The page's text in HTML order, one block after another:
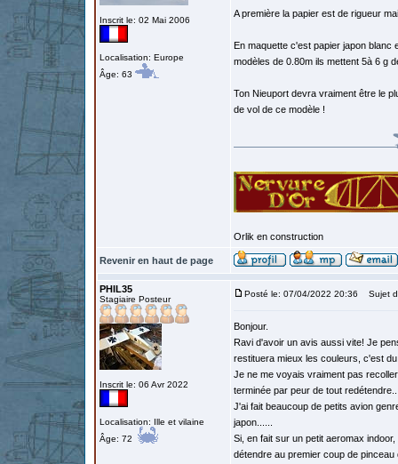
Inscrit le: 02 Mai 2006
Localisation: Europe
Âge: 63
A première la papier est de rigueur
En maquette c'est papier japon blanc
modèles de 0.80m ils mettent 5à 6 g
Ton Nieuport devra vraiment être le
de vol de ce modèle !
Orlik en construction
Revenir en haut de page
PHIL35
Stagiaire Posteur
Inscrit le: 06 Avr 2022
Localisation: Ille et vilaine
Âge: 72
Posté le: 07/04/2022 20:36 Sujet
Bonjour.
Ravi d'avoir un avis aussi vite! Je
restituera mieux les couleurs, c'est
Je ne me voyais vraiment pas
terminée par peur de tout
J'ai fait beaucoup de petits avion
japon......
Si, en fait sur un petit aeromax
détendre au premier coup de